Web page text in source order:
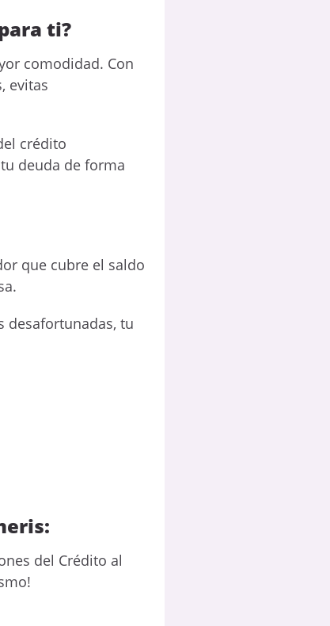
ti?
comodidad. Con
evitas
crédito
deuda de forma
que cubre el saldo
desafortunadas, tu
del Crédito al